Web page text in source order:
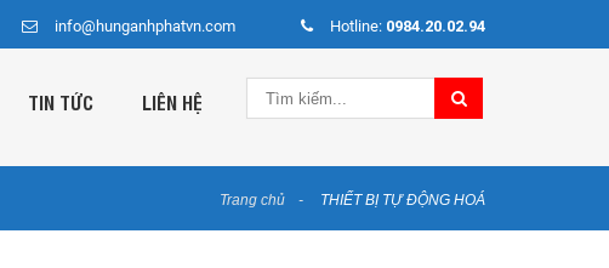
info@hunganhphatvn.com Hotline: 0984.20.02.94
TIN TỨC LIÊN HỆ
Trang chủ THIẾT BỊ TỰ ĐỘNG HOÁ